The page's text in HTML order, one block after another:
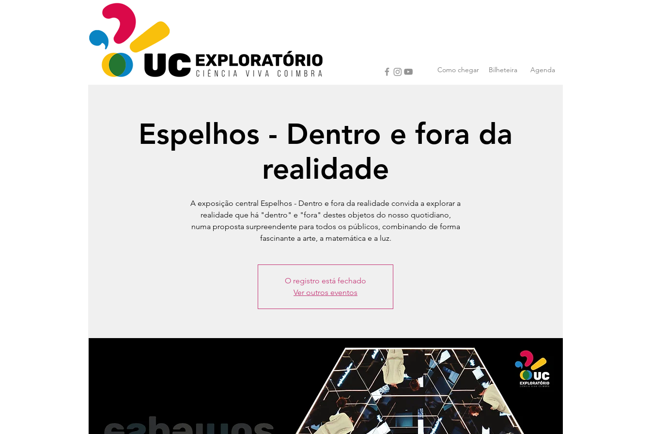
Como chegar Bilheteira Agenda
Espelhos - Dentro e fora da
realidade
A exposição central Espelhos - Dentro e fora da realidade convida a explorar a
realidade que há "dentro" e "fora" destes objetos do nosso quotidiano,
numa proposta surpreendente para todos os públicos, combinando de forma
fascinante a arte, a matemática e a luz.
O registro está fechado
Ver outros eventos